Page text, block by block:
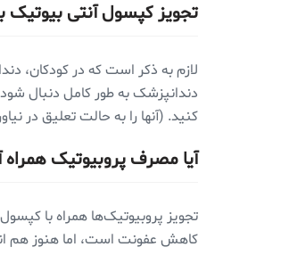
تجویز کپسول آنتی بیوتیک
لازم به ذکر است که در کودکان،
دندانپزشک به طور کامل دنبال
کنید. (آنها را به حالت تعلیق در
آیا مصرف پروبیوتیک
تجویز پروبیوتیک‌ها همراه با
کاهش عفونت است، اما هنوز هم